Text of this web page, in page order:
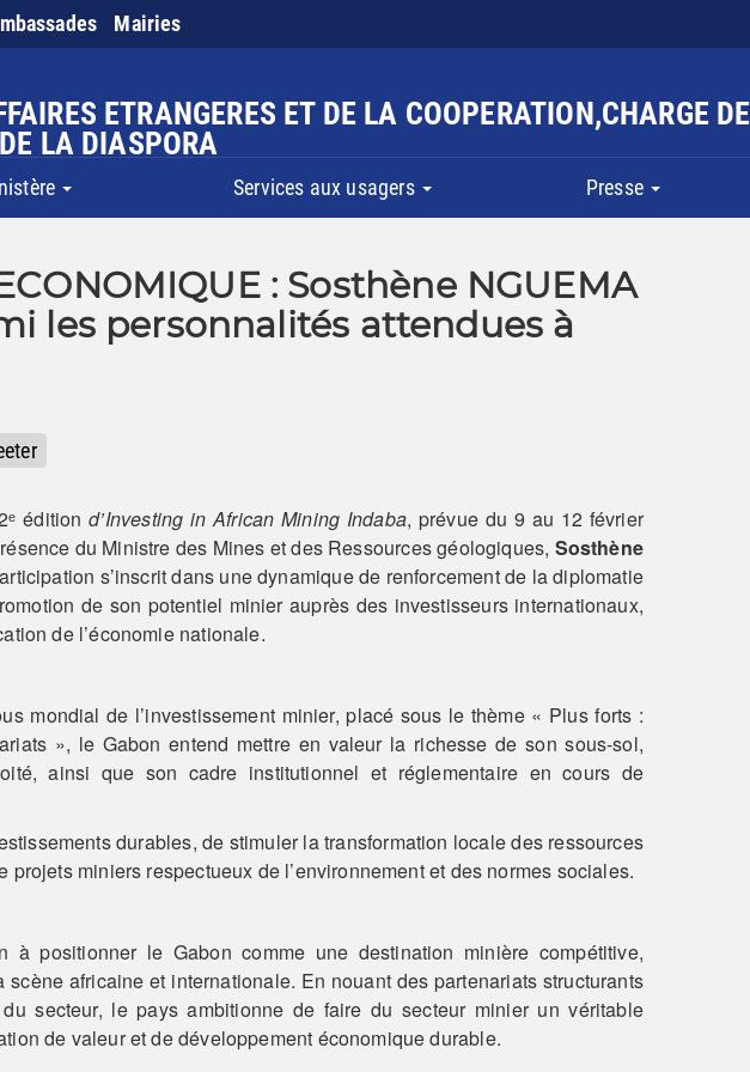
Mairies
ETRANGERES ET DE LA COOPERATION,CHARGE DE
LA DIASPORA
Services aux usagers Presse
: Sosthène NGUEMA
les personnalités attendues à
éditiond’Investing in African Mining Indaba, prévue du 9 au 12 février
du Ministre des Mines et des Ressources géologiques, Sosthène
s’inscrit dans une dynamique de renforcement de la diplomatie
de son potentiel minier auprès des investisseurs internationaux,
de l’économie nationale.
mondial de l’investissement minier, placé sous le thème « Plus forts :
», le Gabon entend mettre en valeur la richesse de son sous-sol,
ainsi que son cadre institutionnel et réglementaire en cours de
durables, de stimuler la transformation locale des ressources
projets miniers respectueux de l’environnement et des normes sociales.
à positionner le Gabon comme une destination minière compétitive,
africaine et internationale. En nouant des partenariats structurants
secteur, le pays ambitionne de faire du secteur minier un véritable
de valeur et de développement économique durable.